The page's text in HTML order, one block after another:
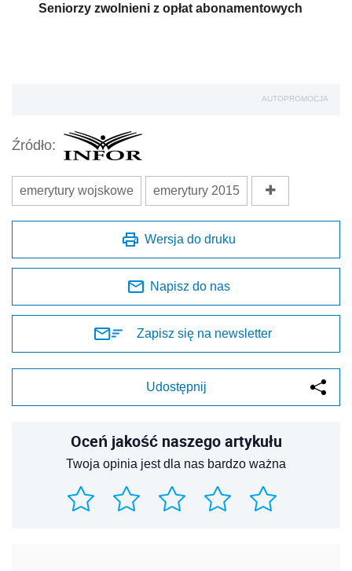
Seniorzy zwolnieni z opłat abonamentowych
AUTOPROMOCJA
Źródło:
emerytury wojskowe emerytury 2015
Wersja do druku
Napisz do nas
Zapisz się na newsletter
Udostępnij
Oceń jakość naszego artykułu
Twoja opinia jest dla nas bardzo ważna